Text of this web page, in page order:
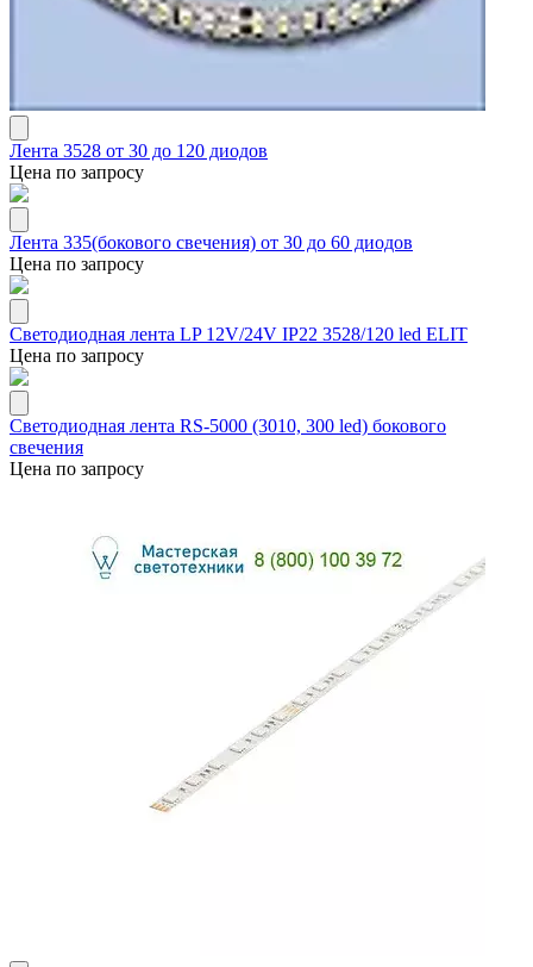
Лента 3528 от 30 до 120 диодов
Цена по запросу
Лента 335(бокового свечения) от 30 до 60 диодов
Цена по запросу
Светодиодная лента LP 12V/24V IP22 3528/120 led ELIT
Цена по запросу
Светодиодная лента RS-5000 (3010, 300 led) бокового
свечения
Цена по запросу